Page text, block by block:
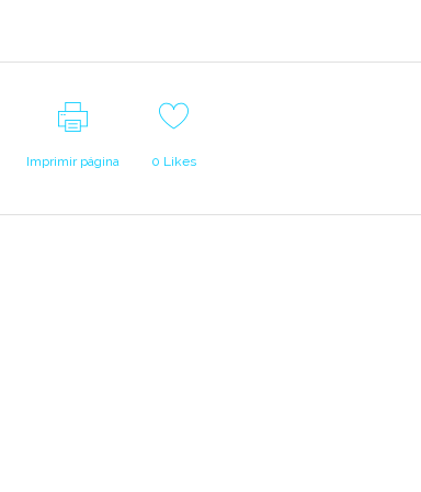
Imprimir página 0 Likes